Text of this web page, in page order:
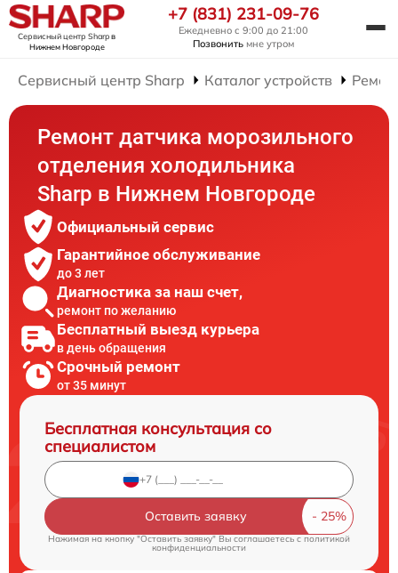
Сервисный центр Sharpв
Нижнем Новгороде
+7 (831) 231-09-76
Ежедневно с 9:00 до 21:00
Позвонить мне утром
Сервисный центр Sharp Каталог устройств
Ремонт датчика морозильного
отделения холодильника
Sharp в Нижнем Новгороде
Официальный сервис
Гарантийное обслуживание
до 3 лет
Диагностика за наш счет,
ремонт по желанию
Бесплатный выезд курьера
в день обращения
Срочный ремонт
от 35 минут
Бесплатная консультация со
специалистом
Оставить заявку
Нажимая на кнопку "Оставить заявку" Вы соглашаетесь cполитикой
конфиденциальности